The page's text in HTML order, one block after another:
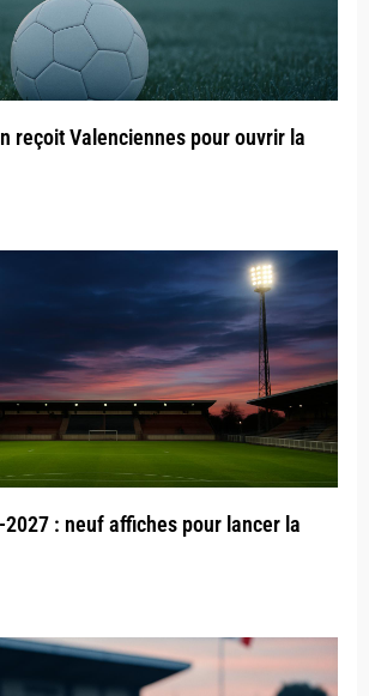
reçoit Valenciennes pour ouvrir la
: neuf affiches pour lancer la